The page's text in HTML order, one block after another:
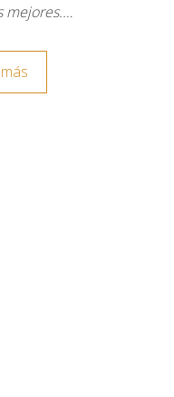
mejores.…